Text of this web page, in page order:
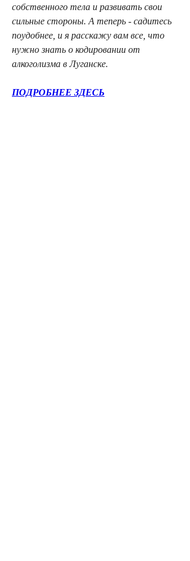
собственного тела и развивать свои
сильные стороны. А теперь - садитесь
поудобнее, и я расскажу вам все, что
нужно знать о кодировании от
алкоголизма в Луганске.
ПОДРОБНЕЕ ЗДЕСЬ